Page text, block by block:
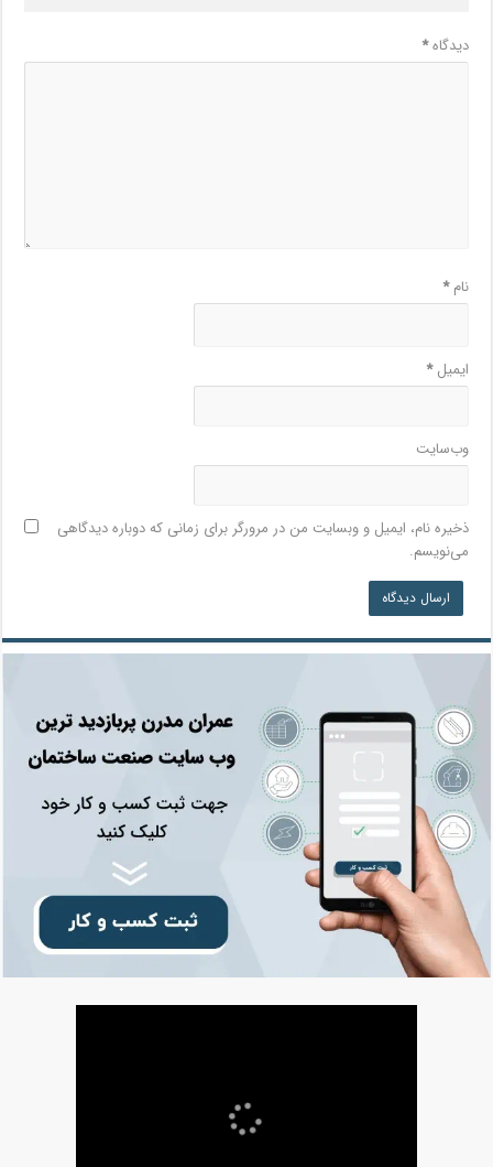
دیدگاه*
نام*
ایمیل*
وب‌سایت
ذخیره نام، ایمیل و وبسایت من در مرورگر برای زمانی که دوباره دیدگاهی
می‌نویسم.